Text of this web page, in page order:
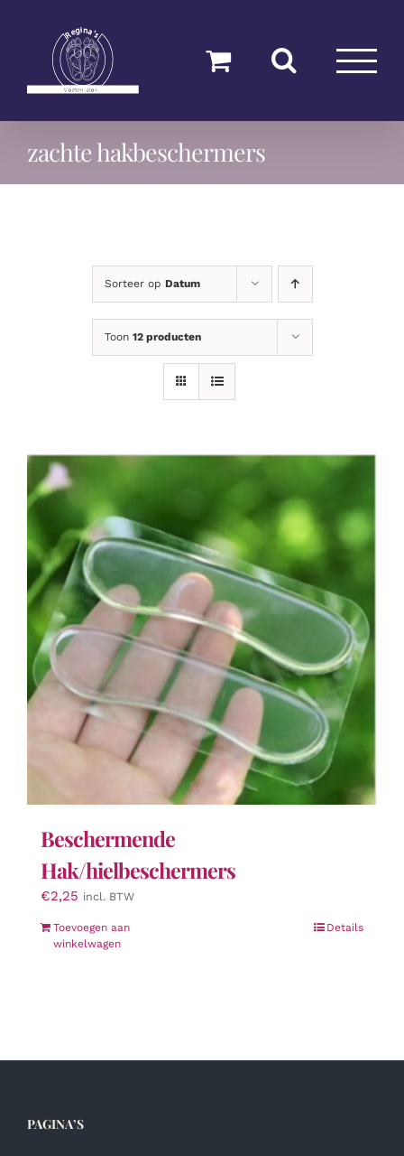
zachte hakbeschermers
Sorteer op Datum
Toon 12 producten
Beschermende
Hak/hielbeschermers
€2,25 incl. BTW
Toevoegen aan
winkelwagen
Details
PAGINA’S